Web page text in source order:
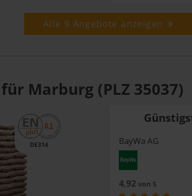
Alle 9 Angebote anzeigen
Marburg (PLZ 35037)
DE314 BayWa AG
4,92von 5